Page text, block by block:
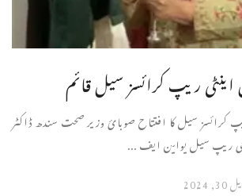
ریپ کرائسز سیل قائم
کرائسز سیل کا افتتاح صوبائ وزیر صحت سندھ ڈاکٹر
ریپ سیل یواین ایف ...
2024